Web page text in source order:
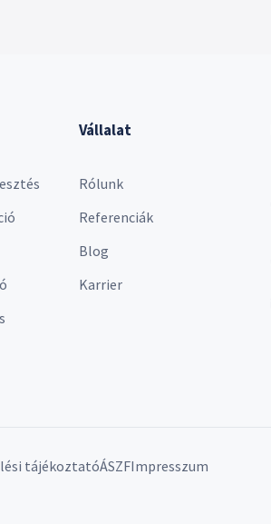
Vállalat
Rólunk
Referenciák
Blog
Karrier
tájékoztatóÁSZFImpresszum